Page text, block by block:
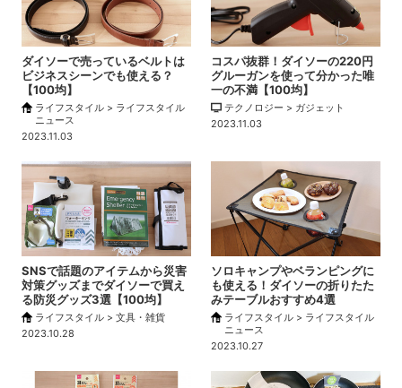
ダイソーで売っているベルトは
ビジネスシーンでも使える？
【100均】
ライフスタイル > ライフスタイル
ニュース
2023.11.03
コスパ抜群！ダイソーの220円
グルーガンを使って分かった唯
一の不満【100均】
テクノロジー > ガジェット
2023.11.03
SNSで話題のアイテムから災害
対策グッズまでダイソーで買え
る防災グッズ3選【100均】
ライフスタイル > 文具・雑貨
2023.10.28
ソロキャンプやベランピングに
も使える！ダイソーの折りたた
みテーブルおすすめ4選
ライフスタイル > ライフスタイル
ニュース
2023.10.27